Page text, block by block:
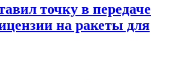
точку в передаче
на ракеты для